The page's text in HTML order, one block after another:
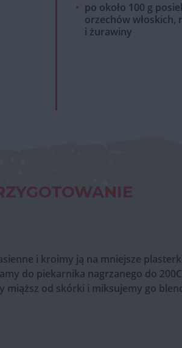
po około 100 g
orzechów włoskich,
i żurawiny
i kroimy ją na mniejsze
do piekarnika nagrzanego do
miąższ od skórki i miksujemy go